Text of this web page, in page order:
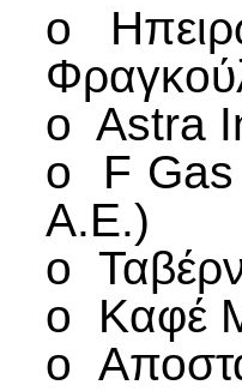
o
o Astra
o F Gas
Α.Ε.)
o
o Καφέ
o